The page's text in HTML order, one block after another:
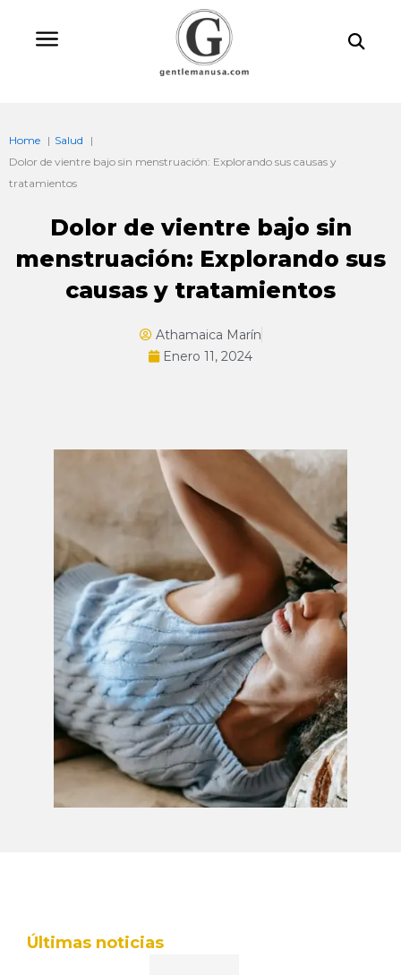
Home
Salud
Dolor de vientre bajo sin menstruación: Explorando sus causas y
tratamientos
Dolor de vientre bajo sin
menstruación: Explorando sus
causas y tratamientos
Athamaica Marín
Enero 11, 2024
Últimas noticias